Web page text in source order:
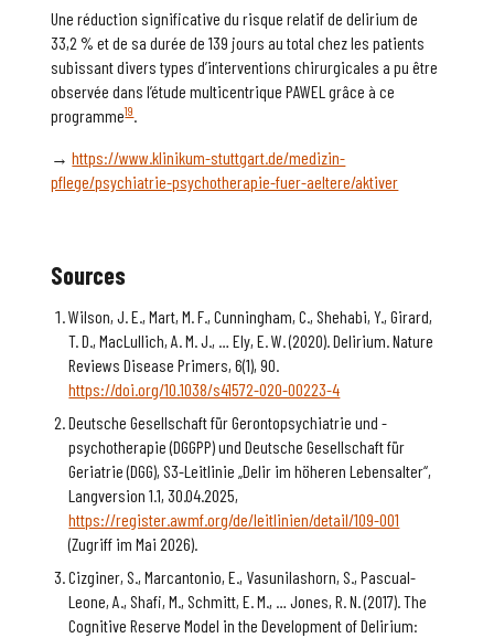
Une réduction significative du risque relatif de delirium de
33,2 % et de sa durée de 139 jours au total chez les patients
subissant divers types d’interventions chirurgicales a pu être
observée dans l’étude multicentrique PAWEL grâce à ce
programme19.
→https://www.klinikum-stuttgart.de/medizin-
pflege/psychiatrie-psychotherapie-fuer-aeltere/aktiver
Sources
Wilson, J. E., Mart, M. F., Cunningham, C., Shehabi, Y., Girard,
T. D., MacLullich, A. M. J., … Ely, E. W. (2020). Delirium. Nature
Reviews Disease Primers, 6(1), 90.
https://doi.org/10.1038/s41572-020-00223-4
Deutsche Gesellschaft für Gerontopsychiatrie und -
psychotherapie (DGGPP) und Deutsche Gesellschaft für
Geriatrie (DGG), S3-Leitlinie „Delir im höheren Lebensalter“,
Langversion 1.1, 30.04.2025,
https://register.awmf.org/de/leitlinien/detail/109-001
(Zugriff im Mai 2026).
Cizginer, S., Marcantonio, E., Vasunilashorn, S., Pascual-
Leone, A., Shafi, M., Schmitt, E. M., … Jones, R. N. (2017). The
Cognitive Reserve Model in the Development of Delirium: